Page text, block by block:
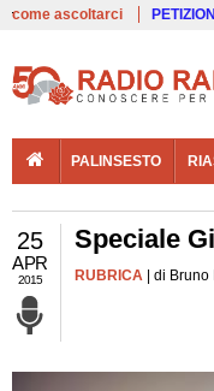
come ascoltarci
PALINSESTO
25
APR
2015
Speciale
RUBRICA | di